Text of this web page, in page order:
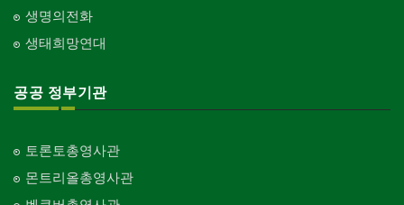
생명의전화
생태희망연대
공공 정부기관
토론토총영사관
몬트리올총영사관